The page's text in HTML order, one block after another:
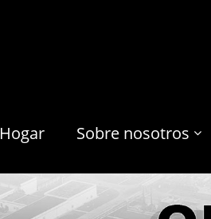
Hogar Sobre nosotros